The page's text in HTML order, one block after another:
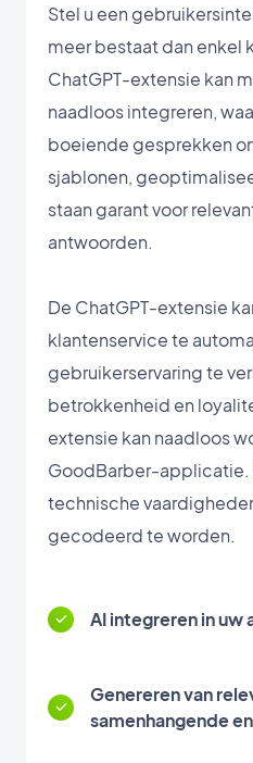
Stel u een
meer bestaat dan enkel
ChatGPT-extensie kan
naadloos integreren,
boeiende gesprekken
sjablonen,
staan garant voor
antwoorden.
De ChatGPT-extensie
klantenservice te
gebruikerservaring te
betrokkenheid en
extensie kan naadloos
GoodBarber-applicatie.
technische
gecodeerd te worden.
AI integreren in uw
Genereren van
samenhangende